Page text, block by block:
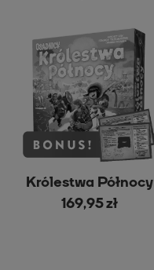
Królestwa Północy
169,95 zł